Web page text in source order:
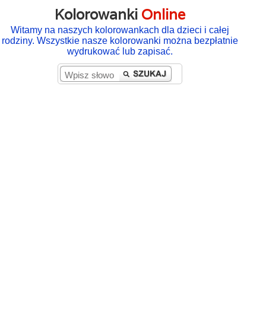
Kolorowanki Online
Witamy na naszych kolorowankach dla dzieci i całej
rodziny. Wszystkie nasze kolorowanki można bezpłatnie
wydrukować lub zapisać.